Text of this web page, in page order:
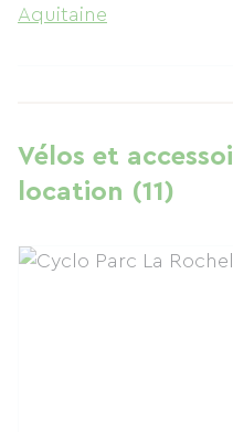
Aquitaine
Vélos et
location (11)